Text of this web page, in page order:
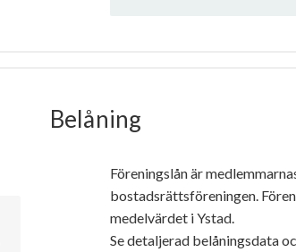
Belåning
Föreningslån är
bostadsrättsföreningen.
medelvärdet i Ystad.
Se detaljerad belåningsdata